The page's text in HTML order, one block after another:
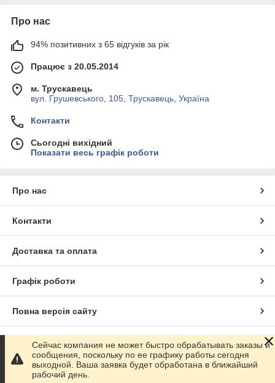
Про нас
94% позитивних з 65 відгуків за рік
Працює з 20.05.2014
м. Трускавець
вул. Грушевського, 105, Трускавець, Україна
Контакти
Сьогодні вихідний
Показати весь графік роботи
Про нас
Контакти
Доставка та оплата
Графік роботи
Повна версія сайту
Сайт створено на маркетплейсі Prom.ua
Політика конфіденційності
Сейчас компания не может быстро обрабатывать заказы и
сообщения, поскольку по ее графику работы сегодня
выходной. Ваша заявка будет обработана в ближайший
рабочий день.